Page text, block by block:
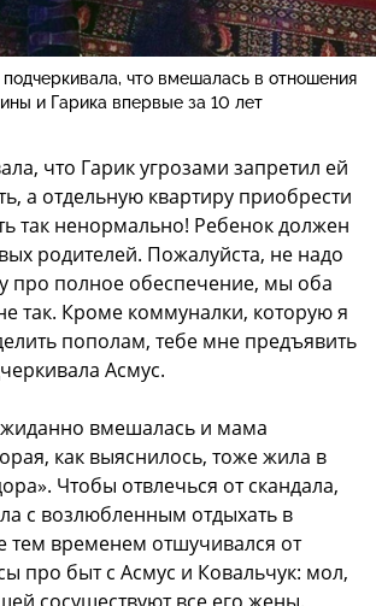
что вмешалась в отношения
и Гарика впервые за 10 лет
что Гарик угрозами запретил ей
а отдельную квартиру приобрести
так ненормально! Ребенок должен
родителей. Пожалуйста, не надо
про полное обеспечение, мы оба
так. Кроме коммуналки, которую я
пополам, тебе мне предъявить
Асмус.
вмешалась и мама
как выяснилось, тоже жила в
Чтобы отвлечься от скандала,
с возлюбленным отдыхать в
тем временем отшучивался от
про быт с Асмус и Ковальчук: мол,